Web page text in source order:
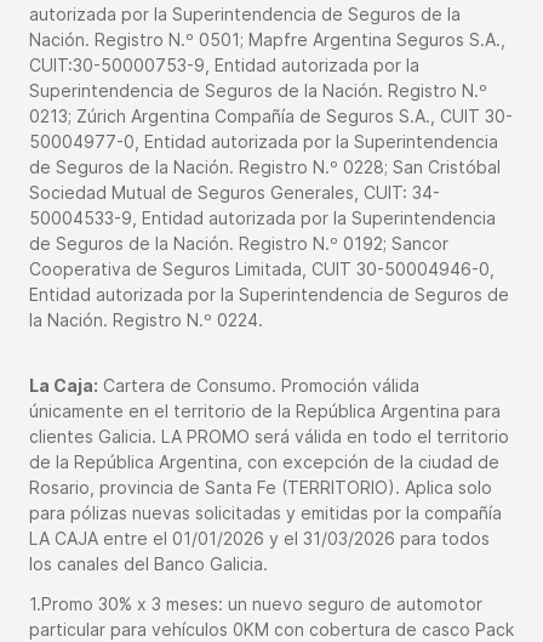
autorizada por la Superintendencia de Seguros de la
Nación. Registro N.º 0501; Mapfre Argentina Seguros S.A.,
CUIT:30-50000753-9, Entidad autorizada por la
Superintendencia de Seguros de la Nación. Registro N.º
0213; Zúrich Argentina Compañía de Seguros S.A., CUIT 30-
50004977-0, Entidad autorizada por la Superintendencia
de Seguros de la Nación. Registro N.º 0228; San Cristóbal
Sociedad Mutual de Seguros Generales, CUIT: 34-
50004533-9, Entidad autorizada por la Superintendencia
de Seguros de la Nación. Registro N.º 0192; Sancor
Cooperativa de Seguros Limitada, CUIT 30-50004946-0,
Entidad autorizada por la Superintendencia de Seguros de
la Nación. Registro N.º 0224.
La Caja: Cartera de Consumo. Promoción válida
únicamente en el territorio de la República Argentina para
clientes Galicia. LA PROMO será válida en todo el territorio
de la República Argentina, con excepción de la ciudad de
Rosario, provincia de Santa Fe (TERRITORIO). Aplica solo
para pólizas nuevas solicitadas y emitidas por la compañía
LA CAJA entre el 01/01/2026 y el 31/03/2026 para todos
los canales del Banco Galicia.
1.Promo 30% x 3 meses: un nuevo seguro de automotor
particular para vehículos 0KM con cobertura de casco Pack